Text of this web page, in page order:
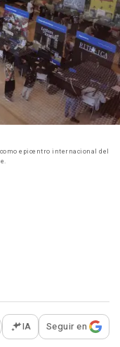
epicentro internacional del
opciones para
IA Seguir en